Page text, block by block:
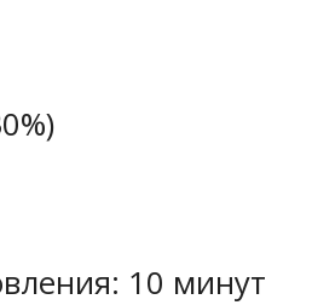
10 минут